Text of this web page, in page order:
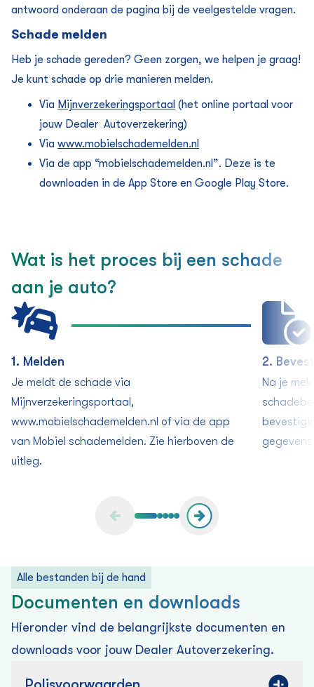
antwoord onderaan de pagina bij de veelgestelde vragen.
Schade melden
Heb je schade gereden? Geen zorgen, we helpen je graag!
Je kunt schade op drie manieren melden.
Via Mijnverzekeringsportaal (het online portaal voor
jouw Dealer Auto­verzekering)
Via www.mobielschademelden.nl
Via de app “mobielschademelden.nl”. Deze is te
downloaden in de App Store en Google Play Store.
Wat is het proces bij een schade
aan je auto?
1. Melden
Je meldt de schade via
Mijnverzekeringsportaal,
www.mobielschademelden.nl of via de app
van Mobiel schademelden. Zie hierboven de
uitleg.
2.
Na je
Alle bestanden bij de hand
Documenten en downloads
Hieronder vind de belangrijkste documenten en
downloads voor jouw Dealer Auto­verzekering.